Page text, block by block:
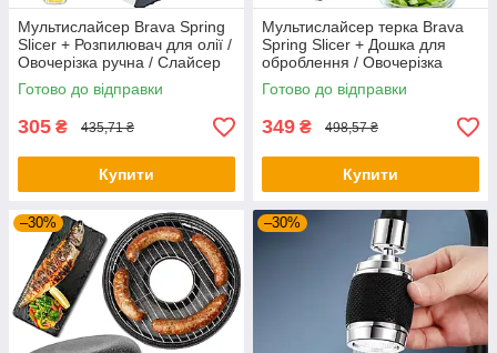
Мультислайсер Brava Spring
Slicer + Розпилювач для олії /
Овочерізка ручна / Слайсер
для овочів
Готово до відправки
305 ₴ 435,71 ₴
Купити
Мультислайсер терка Brava
Spring Slicer + Дошка для
оброблення / Овочерізка
ручна / Слайсер для овочів
Готово до відправки
349 ₴ 498,57 ₴
Купити
–30% –30%